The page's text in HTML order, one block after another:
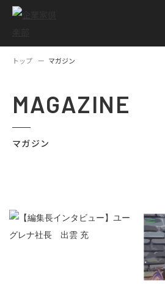
トップ マガジン
MAGAZINE
マガジン